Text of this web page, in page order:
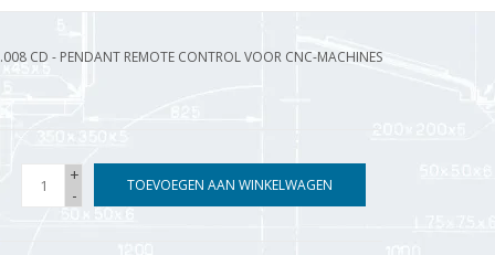
CD - PENDANT REMOTE CONTROL VOOR CNC-MACHINES
+
-
TOEVOEGEN AAN WINKELWAGEN